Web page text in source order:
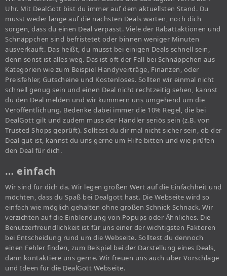
Uhr. Mit DealGott bist du immer auf dem aktuellsten Stand. Du
musst weder lange auf die nächsten Deals warten, noch dich
sorgen, dass du einen Deal verpasst. Viele der Rabattaktionen und
Schnäppchen sind befristetet oder binnen weniger Minuten
ausverkauft. Das heißt, du musst bei einigen Deals schnell sein,
denn sonst ist alles weg. Das ist oft der Fall bei Schnäppchen aus
Kategorien wie zum Beispiel Handyverträge, Finanzen, oder
Preisfehler, Gutscheine und Kostenloses. Sollten wir einmal nicht
schnell genug sein und einen Deal nicht rechtzeitig sehen, kannst
du den Deal melden und wir kümmern uns umgehend um die
Veröffentlichung. Bedenke dabei immer die 10% Regel, die bei
DealGott gilt und zudem muss der Händler seriös sein (z.B. von
Trusted Shops geprüft). Solltest du dir mal nicht sicher sein, ob der
Deal gut ist, kannst du uns gerne um Hilfe bitten und wie prüfen
den Deal für dich.
… einfach
Wir sind für dich da. Wir legen großen Wert auf die Einfachheit und
möchten, dass du Spaß bei Dealgott hast. Die Webseite wird so
einfach wie möglich gehalten ohne großen Schnick Schnack. Wir
verzichten auf die Einblendung von Popups oder Ähnliches. Die
Benutzerfreundlichkeit ist für uns einer der wichtigsten Faktoren
bei Entscheidung rund um die Webseite. Solltest du dennoch
einen Fehler finden, zum Beispiel bei der Darstellung eines Deals,
dann kontaktiere uns gerne. Wir freuen uns auch über Vorschläge
und Ideen für die DealGott Webseite.